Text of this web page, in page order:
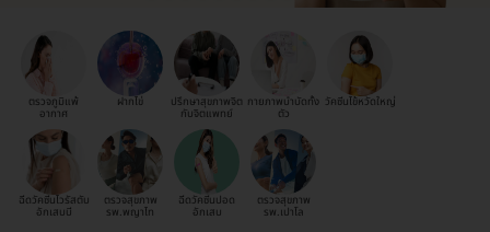
ตรวจภูมิแพ้
อากาศ
ฝากไข่ ปรึกษาสุขภาพจิต
กับจิตแพทย์
กายภาพบำบัดทั้ง
ตัว
วัคซีนไข้หวัดใหญ่
ฉีดวัคซีนไวรัสตับ
อักเสบบี
ตรวจสุขภาพ
รพ.พญาไท
ฉีดวัคซีนปอด
อักเสบ
ตรวจสุขภาพ
รพ.เปาโล